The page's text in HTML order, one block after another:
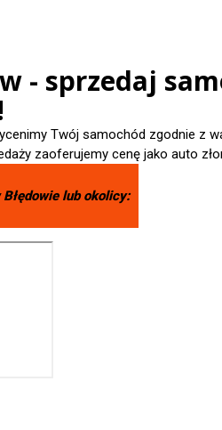
- sprzedaj
Twój samochód zgodnie z
zaoferujemy cenę jako auto
Błędowielub okolicy: